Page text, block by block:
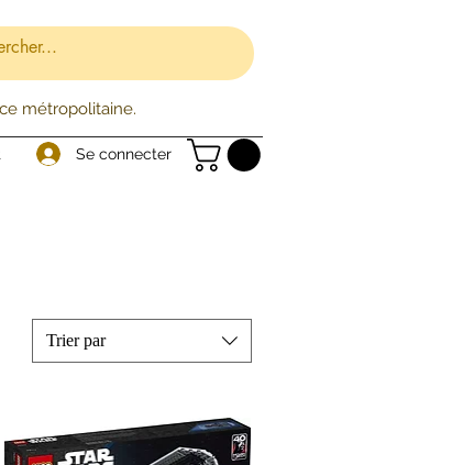
métropolitaine.
Se connecter
Trier par